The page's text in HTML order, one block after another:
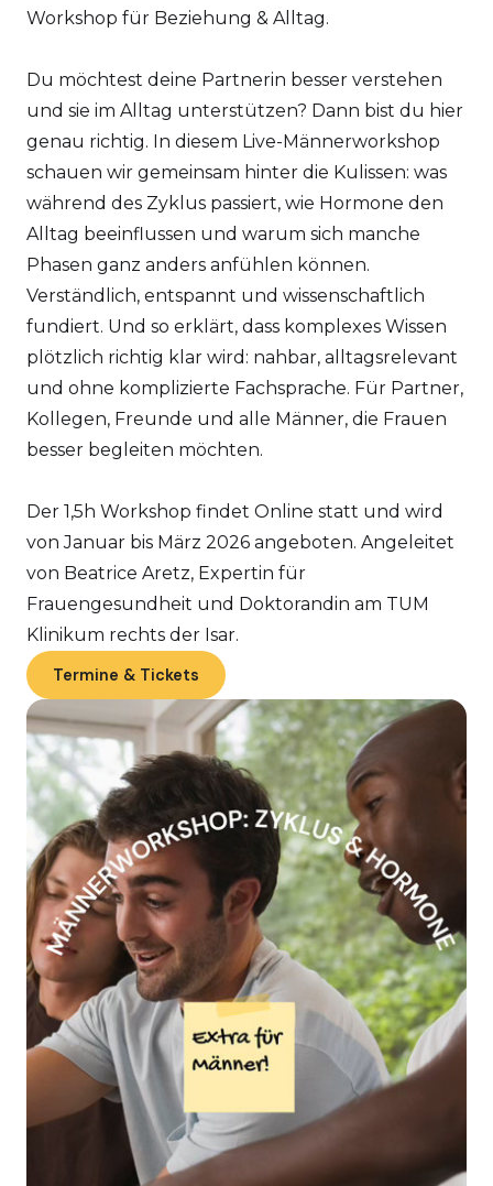
Workshop für Beziehung & Alltag.
Du möchtest deine Partnerin besser verstehen
und sie im Alltag unterstützen? Dann bist du hier
genau richtig. In diesem Live-Männerworkshop
schauen wir gemeinsam hinter die Kulissen: was
während des Zyklus passiert, wie Hormone den
Alltag beeinflussen und warum sich manche
Phasen ganz anders anfühlen können.
Verständlich, entspannt und wissenschaftlich
fundiert. Und so erklärt, dass komplexes Wissen
plötzlich richtig klar wird: nahbar, alltagsrelevant
und ohne komplizierte Fachsprache. Für Partner,
Kollegen, Freunde und alle Männer, die Frauen
besser begleiten möchten.
Der 1,5h Workshop findet Online statt und wird
von Januar bis März 2026 angeboten. Angeleitet
von Beatrice Aretz, Expertin für
Frauengesundheit und Doktorandin am TUM
Klinikum rechts der Isar.
Termine & Tickets